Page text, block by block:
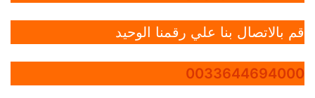
قم بالاتصال بنا علي رقمنا الوحيد
0033644694000